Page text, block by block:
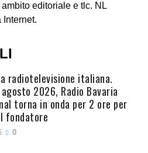
editoriale e tlc. NL
Internet.
radiotelevisione italiana.
2026, Radio Bavaria
torna in onda per 2 ore per
fondatore
0